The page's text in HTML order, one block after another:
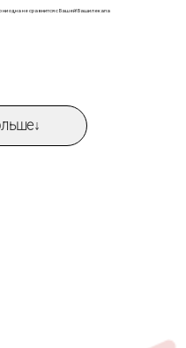
ни одна не сравнится с Вашей! Ваши лекала